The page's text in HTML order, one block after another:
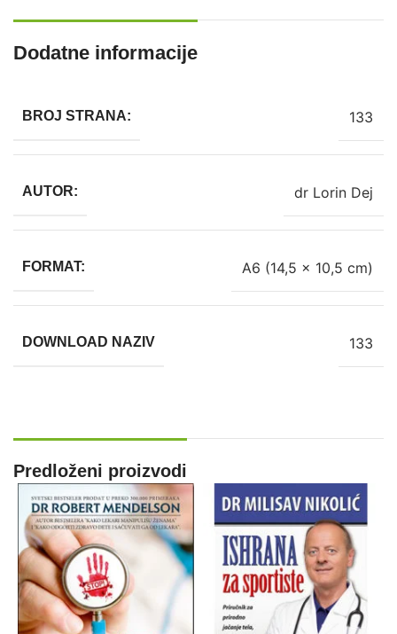
Dodatne informacije
BROJ STRANA: 133
AUTOR: dr Lorin Dej
FORMAT: A6 (14,5 x 10,5 cm)
DOWNLOAD NAZIV 133
Predloženi proizvodi